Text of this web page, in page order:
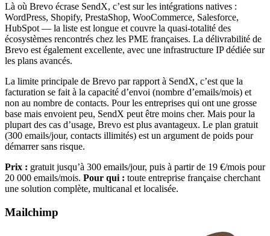
Là où Brevo écrase SendX, c’est sur les intégrations natives :
WordPress, Shopify, PrestaShop, WooCommerce, Salesforce,
HubSpot — la liste est longue et couvre la quasi-totalité des
écosystèmes rencontrés chez les PME françaises. La délivrabilité de
Brevo est également excellente, avec une infrastructure IP dédiée sur
les plans avancés.
La limite principale de Brevo par rapport à SendX, c’est que la
facturation se fait à la capacité d’envoi (nombre d’emails/mois) et
non au nombre de contacts. Pour les entreprises qui ont une grosse
base mais envoient peu, SendX peut être moins cher. Mais pour la
plupart des cas d’usage, Brevo est plus avantageux. Le plan gratuit
(300 emails/jour, contacts illimités) est un argument de poids pour
démarrer sans risque.
Prix : gratuit jusqu’à 300 emails/jour, puis à partir de 19 €/mois pour
20 000 emails/mois. Pour qui : toute entreprise française cherchant
une solution complète, multicanal et localisée.
Mailchimp